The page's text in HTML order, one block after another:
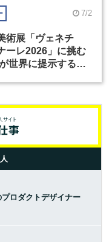
7/2
術展「ヴェネチ
ーレ2026」に挑む
世界に提示する美
ロダクトデザイナー